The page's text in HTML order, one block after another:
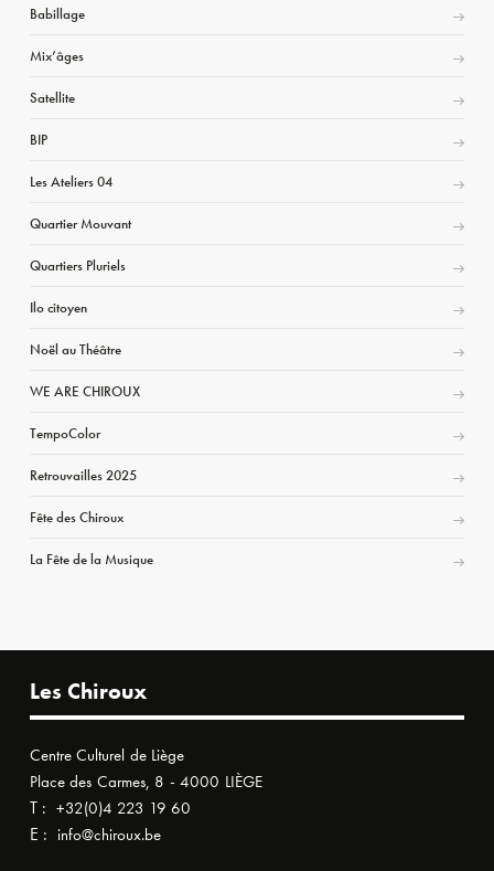
Babillage
Mix’âges
Satellite
BIP
Les Ateliers 04
Quartier Mouvant
Quartiers Pluriels
Ilo citoyen
Noël au Théâtre
WE ARE CHIROUX
TempoColor
Retrouvailles 2025
Fête des Chiroux
La Fête de la Musique
Les Chiroux
Centre Culturel de Liège
Place des Carmes, 8 - 4000 LIÈGE
T : +32(0)4 223 19 60
E : info@chiroux.be